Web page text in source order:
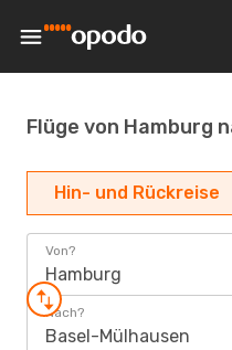
Flüge von Hamburg
Hin- und Rückreise
Von?
Hamburg
Nach?
Basel-Mülhausen